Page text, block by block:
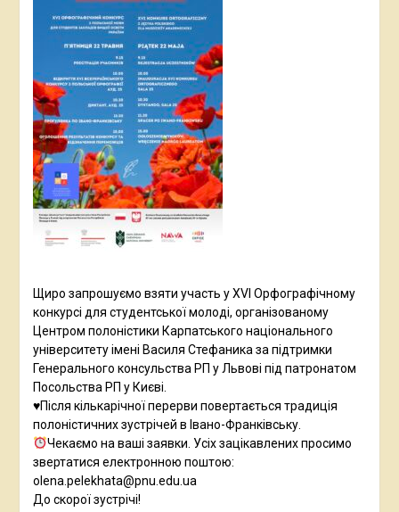
Щиро запрошуємо взяти участь у XVI Орфографічному
конкурсі для студентської молоді, організованому
Центром полоністики Карпатського національного
університету імені Василя Стефаника за підтримки
Генерального консульства РП у Львові під патронатом
Посольства РП у Києві.
♥️Після кількарічної перерви повертається традиція
полоністичних зустрічей в Івано-Франківську.
Чекаємо на ваші заявки. Усіх зацікавлених просимо
звертатися електронною поштою:
olena.pelekhata@pnu.edu.ua
До скорої зустрічі!